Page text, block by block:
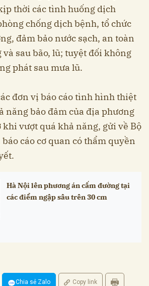
thời các tình huống dịch
chống dịch bệnh, tổ chức
đảm bảo nước sạch, an toàn
sau bão, lũ; tuyệt đối không
phát sau mưa lũ.
đơn vị báo cáo tình hình thiệt
năng bảo đảm của địa phương
khi vượt quá khả năng, gửi về Bộ
báo cáo cơ quan có thẩm quyền
Hà Nội lên phương án cấm đường tại
các điểm ngập sâu trên 30 cm
Chia sẻ Zalo Copy link